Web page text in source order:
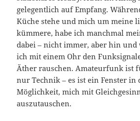
gelegentlich auf Empfang.
Küche stehe und mich um meine
kümmere, habe ich manchmal
dabei – nicht immer, aber hin und
ich mit einem Ohr den
Äther rauschen. Amateurfunk ist
nur Technik – es ist ein Fenster in
Möglichkeit, mich mit
auszutauschen.